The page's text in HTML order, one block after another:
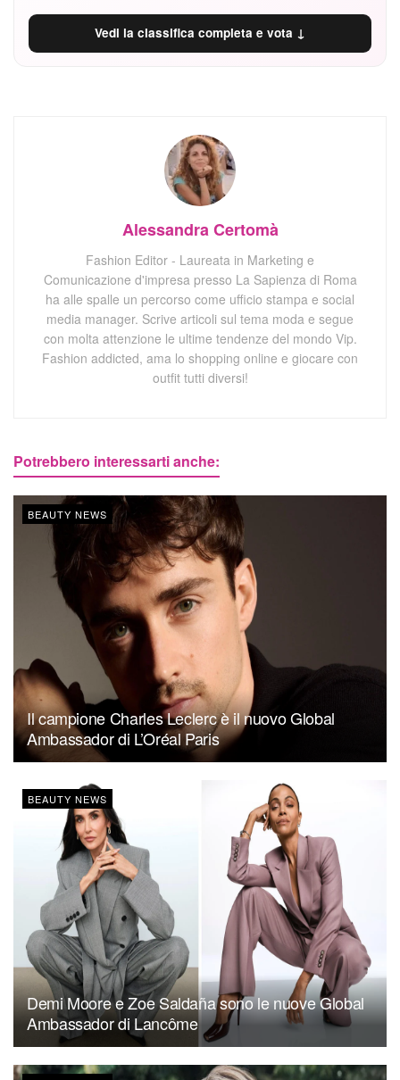
Vedi la classifica completa e vota ↓
Alessandra Certomà
Fashion Editor - Laureata in Marketing e
Comunicazione d'impresa presso La Sapienza di Roma
ha alle spalle un percorso come ufficio stampa e social
media manager. Scrive articoli sul tema moda e segue
con molta attenzione le ultime tendenze del mondo Vip.
Fashion addicted, ama lo shopping online e giocare con
outfit tutti diversi!
Potrebbero interessarti anche:
BEAUTY NEWS
Il campione Charles Leclerc è il nuovo Global
Ambassador di L’Oréal Paris
BEAUTY NEWS
Demi Moore e Zoe Saldaña sono le nuove Global
Ambassador di Lancôme